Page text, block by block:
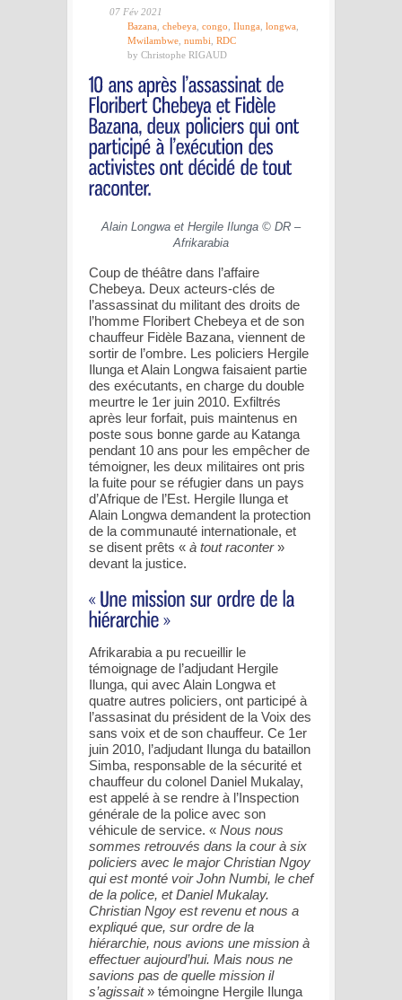
07 Fév 2021
Bazana chebeya congo Ilunga longwa
Mwilambwe numbi RDC
by Christophe RIGAUD
Alain Longwa et Hergile Ilunga © DR –
Afrikarabia
Coup de théâtre dans l’affaire
Chebeya. Deux acteurs-clés de
l’assassinat du militant des droits de
l’homme Floribert Chebeya et de son
chauffeur Fidèle Bazana, viennent de
sortir de l’ombre. Les policiers Hergile
Ilunga et Alain Longwa faisaient partie
des exécutants, en charge du double
meurtre le 1er juin 2010. Exfiltrés
après leur forfait, puis maintenus en
poste sous bonne garde au Katanga
pendant 10 ans pour les empêcher de
témoigner, les deux militaires ont pris
la fuite pour se réfugier dans un pays
d’Afrique de l’Est. Hergile Ilunga et
Alain Longwa demandent la protection
de la communauté internationale, et
se disent prêts « à tout raconter»
devant la justice.
Afrikarabia a pu recueillir le
témoignage de l’adjudant Hergile
Ilunga, qui avec Alain Longwa et
quatre autres policiers, ont participé à
l’assasinat du président de la Voix des
sans voix et de son chauffeur. Ce 1er
juin 2010, l’adjudant Ilunga du bataillon
Simba, responsable de la sécurité et
chauffeur du colonel Daniel Mukalay,
est appelé à se rendre à l’Inspection
générale de la police avec son
véhicule de service. « Nous nous
sommes retrouvés dans la cour à six
policiers avec le major Christian Ngoy
qui est monté voir John Numbi, le chef
de la police, et Daniel Mukalay.
Christian Ngoy est revenu et nous a
expliqué que, sur ordre de la
hiérarchie, nous avions une mission à
effectuer aujourd’hui. Mais nous ne
savions pas de quelle mission il
s’agissait» témoingne Hergile Ilunga